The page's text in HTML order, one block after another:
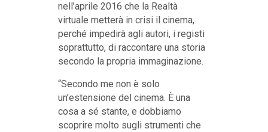
nell’aprile 2016 che la Realtà
virtuale metterà in crisi il cinema,
perché impedirà agli autori, i registi
soprattutto, di raccontare una storia
secondo la propria immaginazione.
“Secondo me non è solo
un’estensione del cinema. È una
cosa a sé stante, e dobbiamo
scoprire molto sugli strumenti che